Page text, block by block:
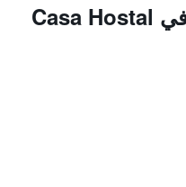
المزايا ووسائل الراحة في Casa Hostal